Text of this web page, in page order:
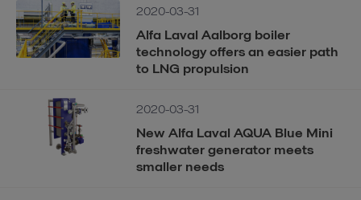
2020-03-31
Alfa Laval Aalborg boiler
technology offers an easier path
to LNG propulsion
2020-03-31
New Alfa Laval AQUA Blue Mini
freshwater generator meets
smaller needs